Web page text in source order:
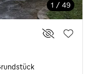
1 / 49